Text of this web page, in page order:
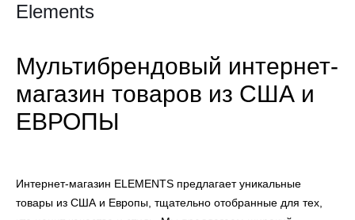
Elements
Мультибрендовый интернет-
магазин товаров из США и
ЕВРОПЫ
Интернет-магазин ELEMENTS предлагает уникальные
товары из США и Европы, тщательно отобранные для тех,